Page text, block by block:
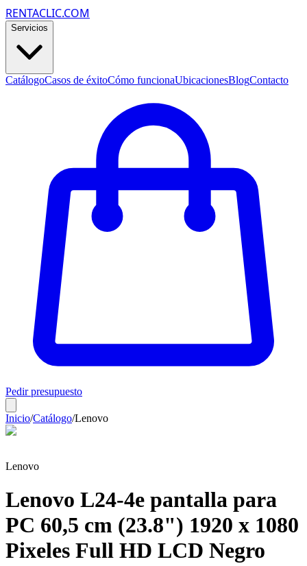
RENTACLIC.COM
Servicios
CatálogoCasos de éxitoCómo funcionaUbicacionesBlogContacto
Pedir presupuesto
Inicio/Catálogo/Lenovo
Lenovo
Lenovo L24-4e pantalla para
PC 60,5 cm (23.8") 1920 x 1080
Pixeles Full HD LCD Negro